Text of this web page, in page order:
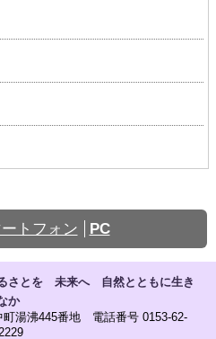
トフォン PC
さとを 未来へ 自然とともに生き
か
湯沸445番地 電話番号 0153-62-